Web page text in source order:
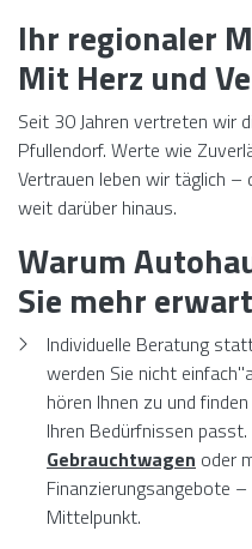
Ihr regionaler
Mit Herz und
Seit 30 Jahren vertreten wir
Pfullendorf. Werte wie
Vertrauen leben wir täglich
weit darüber hinaus.
Warum
Sie mehr
Individuelle Beratung
werden Sie nicht
hören Ihnen zu und
Ihren Bedürfnissen passt.
Gebrauchtwagen oder
Finanzierungsangebote
Mittelpunkt.